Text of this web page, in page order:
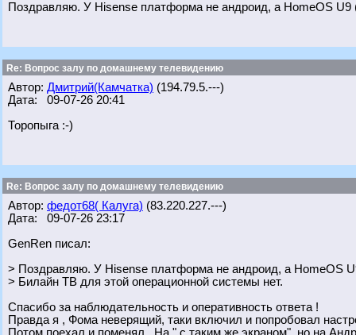
Поздравляю. У Hisense платформа не андроид, а HomeOS
Re: Вопрос залу по домашнему телевидению
Автор: Дмитрий(Камчатка) (194.79.5.---)
Дата: 09-07-26 20:41
Торопыга :-)
Re: Вопрос залу по домашнему телевидению
Автор: федот68( Калуга) (83.220.227.---)
Дата: 09-07-26 23:17
GenRen писал:
> Поздравляю. У Hisense платформа не андроид, а HomeOS
> Билайн ТВ для этой операционной системы нет.
Спасибо за наблюдательность и оперативность ответа !
Правда я , Фома неверящий, таки включил и попробовал